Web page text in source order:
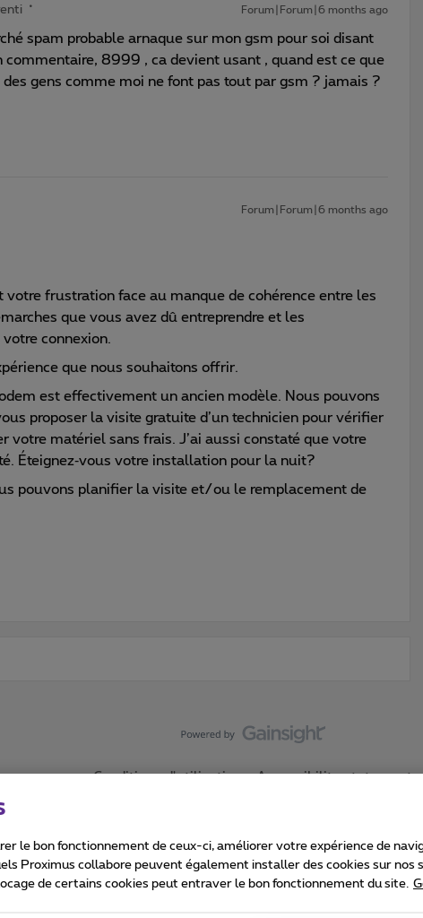
Forum|Forum|6 months ago
spam probable arnaque sur mon gsm pour soi disant
commentaire, 8999 , ca devient usant , quand est ce que
gens comme moi ne font pas tout par gsm ? jamais ?
Forum|Forum|6 months ago
votre frustration face au manque de cohérence entre les
que vous avez dû entreprendre et les
connexion.
que nous souhaitons offrir.
est effectivement un ancien modèle. Nous pouvons
proposer la visite gratuite d’un technicien pour vérifier
votre matériel sans frais. J’ai aussi constaté que votre
Éteignez‑vous votre installation pour la nuit?
pouvons planifier la visite et/ou le remplacement de
Conditions d'utilisation Accessibility statement
©2026Proximus
le bon fonctionnement de ceux-ci, améliorer votre expérience de
Proximus collabore peuvent également installer des cookies sur nos
de certains cookies peut entraver le bon fonctionnement du site.